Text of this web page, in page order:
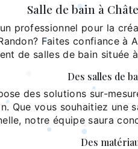
Salle de bain à
professionnel pour la
Faites confiance à
de salles de bain située
Des salles de
des solutions sur-
Que vous souhaitiez une
notre équipe saura
Des